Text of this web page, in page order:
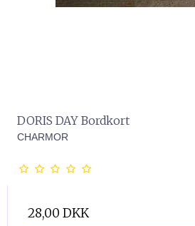
DORIS DAY Bordkort
CHARMOR
28,00 DKK